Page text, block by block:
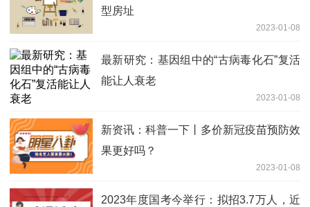
型房址
2023-01-08
最新研究：基因组中的“古病毒化石”复活
能让人衰老
2023-01-08
新资讯：科普一下丨多价新冠疫苗预防效
果更好吗？
2023-01-08
2023年度国考今举行：拟招3.7万人，近